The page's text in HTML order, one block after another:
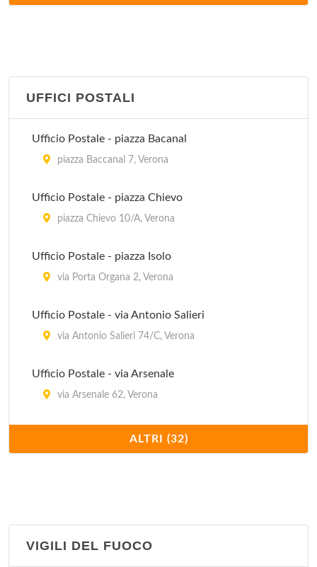
viale Fratelli Lavanda , Torri del Benaco
IAT
IAT
IAT
IAT
UFFICI POSTALI
Ufficio Postale - piazza Bacanal
piazza Baccanal 7, Verona
Ufficio Postale - piazza Chievo
piazza Chievo 10/A, Verona
Ufficio Postale - piazza Isolo
via Porta Organa 2, Verona
Ufficio Postale - via Antonio Salieri
via Antonio Salieri 74/C, Verona
Ufficio Postale - via Arsenale
via Arsenale 62, Verona
Ufficio Postale - via Carlo Cattaneo
via Carlo Cattaneo 23, Verona
Ufficio Postale - via Ciro Menotti
ALTRI (32)
VIGILI DEL FUOCO